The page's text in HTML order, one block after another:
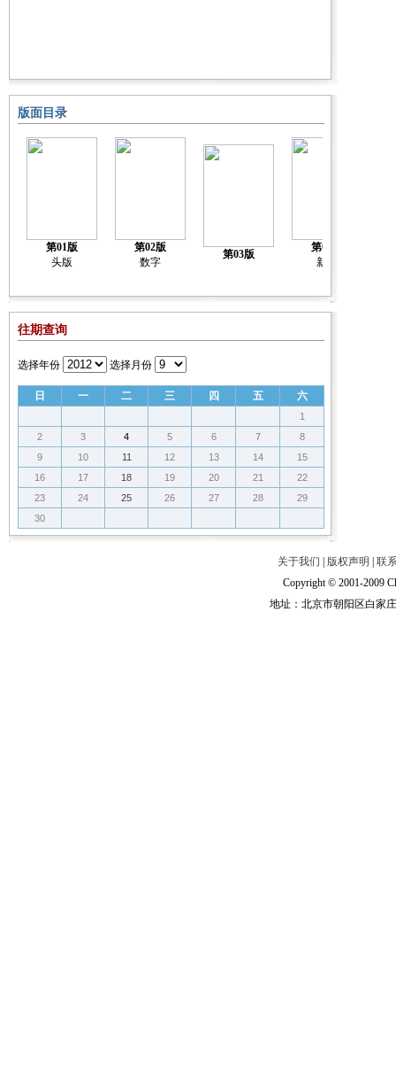
版面目录
第01版
头版
第02版
数字
第03版
第04版
新闻
往期查询
选择年份 选择月份
日 一 二 三 四 五 六
1
2
3 4 5 6 7
8
9
10 11 12 13 14
15
16
17 18 19 20 21
22
23
24 25 26 27 28
29
30
关于我们 版权声明
联
Copyright © 2001-2009
地址：北京市朝阳区白家